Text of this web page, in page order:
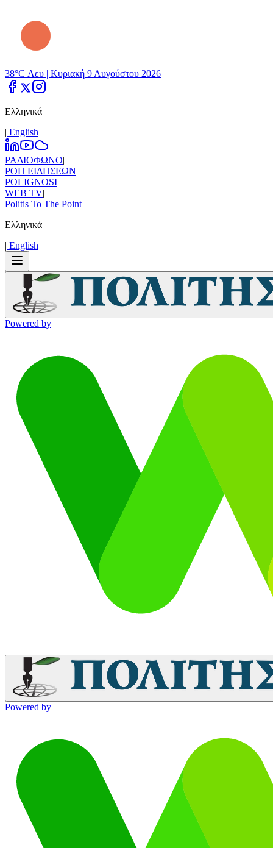
38°C Λευ | Κυριακή 9 Αυγούστου 2026
Ελληνικά
| Εnglish
ΡΑΔΙΟΦΩΝΟ|
ΡΟΗ ΕΙΔΗΣΕΩΝ|
POLIGNOSI|
WEB TV|
Politis To The Point
Ελληνικά
| Εnglish
Powered by
Powered by